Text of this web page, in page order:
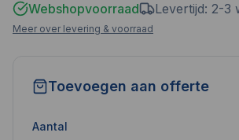
Webshopvoorraad Levertijd: 2-3
Meer over levering & voorraad
Toevoegen aan offerte
Aantal